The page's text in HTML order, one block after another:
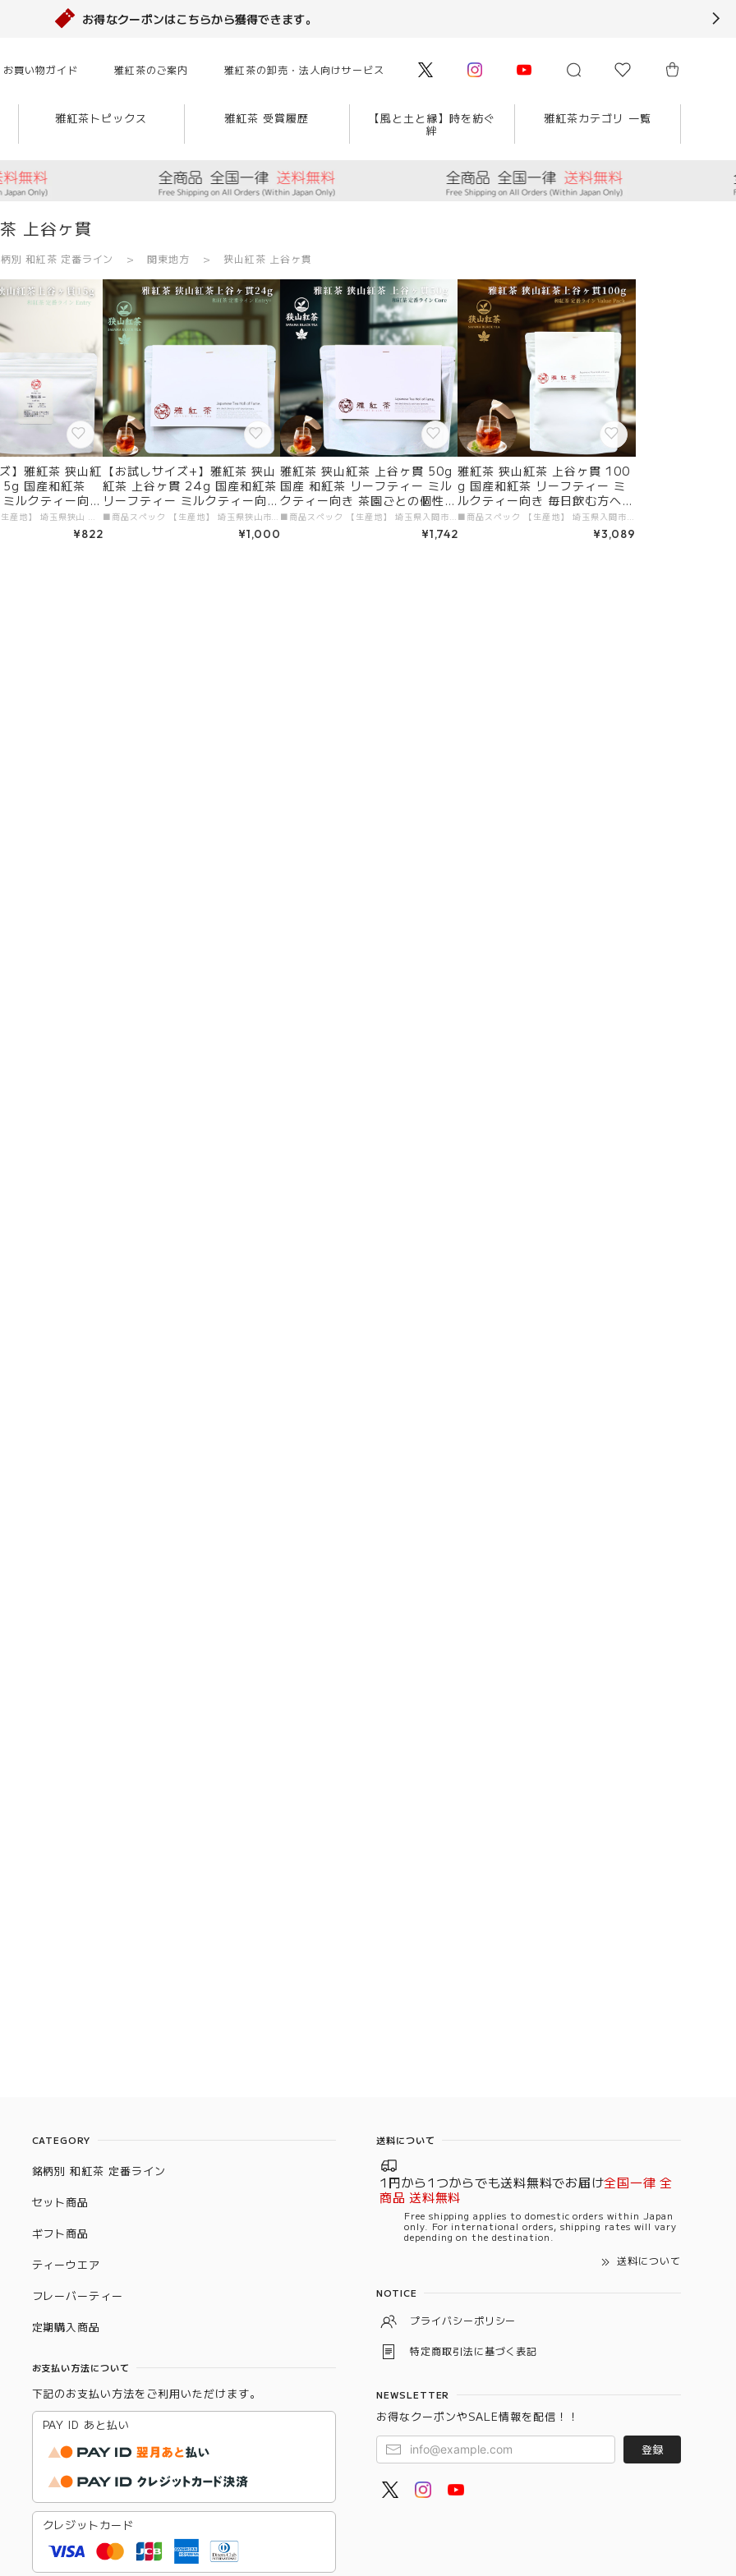
お得なクーポンはこちらから獲得できます。
お買い物ガイド 雅紅茶のご案内 雅紅茶の卸売・法人向けサービス
雅紅茶トピックス 雅紅茶 受賞履歴 【風と土と縁】時を紡ぐ
絆
雅紅茶カテゴリ 一覧
上谷ヶ貫
別 和紅茶 定番ライン 関東地方 狭山紅茶 上谷ヶ貫
】雅紅茶 狭山紅
国産和紅茶
ルクティー向き
紅茶の入口に |
茶 和紅茶 茶の支
■商品スペック 【生産地】 埼玉県狭山 【原材料】 国産和紅茶 【添加物】 すべて不使用 【茶葉タイプ】 リーフティー 【内容量】 15g 【加工者・販売者】 有限会社ガーラジャパン # 商品説明文 「お試しサイズ 雅紅茶 狭山紅茶 上谷ヶ貫 15g」が新登場！埼玉県狭山で丁寧に育まれたこの和紅茶は、深みのあるコクと上品な香りが特徴です。高品質な和紅茶として名高い狭山紅茶は、初めての方にも気軽に楽しんでいただける１杯を提案しています。もちろん、美味しい紅茶の淹れ方冊子も付いていますので、安心してご体験いただけます。 ■ 毎日のリフレッシュに最適！ 15gのパックは、狭山紅茶を手軽に味わうのにぴったりのサイズです。その芳醇な香りと深い味わいが日常の疲れを癒し、くつろぎのひとときを演出します。特にミルクティーに最適で、お好みに合ったアレンジを楽しむことができるのも魅力のひとつです！ ■ 狭山の特性豊かな味わい 狭山紅茶は、豊かな自然環境と生産者の情熱が込められた特別な茶葉です。その滑らかな飲み口は、やすらぎの時間を提供し、心を豊かにしてくれます。国産和紅茶の真髄を、この機会にぜひ体験してみてください。 ■ 送料無料で手軽にお届け 便利なメール便を利用し、送料無料でお届けいたします。忙しい中でも手軽に高品質な和紅茶を楽しむことができるのは、日常を素敵に彩る大きなポイントです。この機会に、狭山の特製和紅茶をぜひお試しください！ 贅沢なひとときを「お試しサイズ 雅紅茶 狭山紅茶 上谷ヶ貫 15g」で体験し、特別なティータイムをお楽しみください！
¥822
【お試しサイズ+】雅紅茶 狭山
紅茶 上谷ヶ貫 24g 国産和紅茶
リーフティー ミルクティー向き
1000円ポッキリ | お茶 日本茶
紅茶 和紅茶 茶の支度 送料無料
丁寧なくらし 【定番】【Entry
■商品スペック 【生産地】 埼玉県狭山市 【原材料】 国産和紅茶 【添加物】 すべて不使用 【茶葉タイプ】 リーフティー 【内容量】 24g 【加工者・販売者】 有限会社ガーラジャパン # 商品説明文 「お試しサイズ+ 雅紅茶 狭山紅茶 上谷ヶ貫 24g」が新登場！埼玉県狭山市で丁寧に育てられた和紅茶は、深みのある味わいと絶妙なバランスが特徴。ミルクティーとの相性が抜群で、一杯で贅沢な癒しのひとときを楽しめる逸品です。この手軽なサイズで、日常のティータイムを特別なものに演出します。さらに、美味しい紅茶の淹れ方冊子付きなので、初心者でも安心してお楽しみいただけます。 ■ 毎日のリフレッシュに最適！ 24gのパックは、手軽に和紅茶を楽しむのにぴったりなサイズです。狭山紅茶の贅沢な風味が、心をほぐしてくれるリフレッシュタイムを提供します。ミルクを加えることによりクリーミーな口当たりが広がり、特別な一杯を演出。さらに、スパイスやフルーツを加えて、自分好みのアレンジティーを楽しむこともできます！ ■ 狭山の特性豊かな味わい 狭山紅茶は、自然の恵みを活かした栽培方法で生まれた特別な茶葉です。芳醇な香りとまろやかな風味が、日常のリラックスタイムをより一層豊かにしてくれます。この機会に、国産和紅茶の魅力をお試しください。 ■ 送料無料で手軽にお届け 便利なメール便を利用し、送料無料でお届けいたします。忙しい日常の中でも、高品質な和紅茶を気軽に楽しめるのが嬉しいポイント。ぜひこの機会に、狭山の特製和紅茶をお試しいただき、特別なティータイムを楽しんでください！ 日常に贅沢なひとときをプラスする「お試しサイズ+ 雅紅茶 狭山紅茶 上谷ヶ貫 24g」で、ぜひ特別なティータイムを体験してみませんか？
¥1,000
雅紅茶 狭山紅茶 上谷ヶ貫 50g
国産 和紅茶 リーフティー ミル
クティー向き 茶園ごとの個性を
味わう主力ライン | お茶 日本茶
紅茶 和紅茶 茶の支度 送料無料
丁寧なくらし 【定番】【Cor
■商品スペック 【生産地】 埼玉県入間市 【原材料】 国産和紅茶 【添加物】 すべて不使用 【茶葉タイプ】 リーフティー 【内容量】 50g 【加工者・販売者】 有限会社ガーラジャパン # 商品説明文 「雅紅茶 狭山紅茶 上谷ヶ貫 50g」が新登場！埼玉県で育てられた茶葉を使用した国産和紅茶です。深い色合いと芳醇な香りが特徴で、特にミルクティーとの相性にも優れた一品に仕上げました。豊かなひとときを心ゆくまでお楽しみください！ ■ 毎日のリフレッシュに最適！ 50gのパックは、日々のティータイムを充実させます。狭山紅茶の高い品質と特有の甘味が、クリーミーなミルクティーを彩り、心と体をリフレッシュさせる特別な瞬間を提供します。自由なアレンジを楽しみながら、極上のひとときを味わってください！ ■ 狭山の個性豊かな味わい 狭山紅茶は、自然を最大限に活かした栽培方法で育まれた茶葉の魅力が一口ごとに広がります。その滑らかな風味が、あなたの日常に贅沢なひとときをもたらしてくれることでしょう。質の高い和紅茶をぜひ体験してみてください。 ■ 送料無料で手軽にお届け 便利なメール便を利用し、送料無料でお届けいたします。忙しい日常の中でも、高品質な和紅茶を手軽に楽しむことができるのは嬉しいポイントです。この機会に、狭山の特製和紅茶をぜひお試しください！ 特別なティータイムを「雅紅茶 狭山紅茶 上谷ヶ貫」で楽しみ、日常に贅沢なひとときをプラスしてみませんか？
¥1,742
雅紅茶 狭山紅茶 上谷ヶ貫 100
g 国産和紅茶 リーフティー ミ
ルクティー向き 毎日飲む方へ
大容量お得パック | お茶 日本茶
紅茶 和紅茶 茶の支度 送料無料
丁寧なくらし 【定番】【Value
■商品スペック 【生産地】 埼玉県入間市 【原材料】 国産紅茶 【添加物】 すべて不使用 【茶葉タイプ】 リーフティー 【内容量】 100g 【加工者・販売者】 有限会社ガーラジャパン # 商品説明文 新しい「雅紅茶 狭山紅茶 上谷ヶ貫 100g」が登場！埼玉県の入間市で栽培された高品質の和紅茶を使用したこのリーフティーは、毎日のティータイムを華やかに彩ります。自然の恵みを活かした茶葉の味わいを楽しめる大容量のお得パックです！ ■ 毎日のリフレッシュに最適！ 100gの大容量パックは、毎日のティータイムにぴったりです。特にミルクティーとの相性が良く、クリーミーな味わいと紅茶の風味が見事に調和します。自分だけのアレンジを加えて、至福のひとときを堪能してください！ ■ 濃厚な香りとコクのハーモニー 狭山紅茶は、まろやかで深みのある味わいが魅力。毎日飲んでも飽きが来ず、友人や家族とのティータイムにも最適です。贅沢な香りが広がる一杯は、心をリフレッシュさせてくれることでしょう。 ■ 送料無料で手軽にお届け 便利なメール便を利用し、送料無料でお届けいたします。忙しい日々の中でも、手軽に質の高い紅茶を楽しめるのはうれしいポイントです。この機会に、国産の和紅茶の魅力をぜひご堪能ください！ 特別なティータイムを「雅紅茶 狭山紅茶 上谷ヶ貫」で楽しみ、日常に上質なひとときを加えてみませんか？
¥3,089
CATEGORY
銘柄別 和紅茶 定番ライン
セット商品
ギフト商品
ティーウエア
フレーバーティー
定期購入商品
お支払い方法について
下記のお支払い方法をご利用いただけます。
PAY ID あと払い
クレジットカード
送料について
1円から1つからでも送料無料でお届け全国一律 全
商品 送料無料
Free shipping applies to domestic orders within Japan
only. For international orders, shipping rates will vary
depending on the destination.
送料について
NOTICE
プライバシーポリシー
特定商取引法に基づく表記
NEWSLETTER
お得なクーポンやSALE情報を配信！！
登録